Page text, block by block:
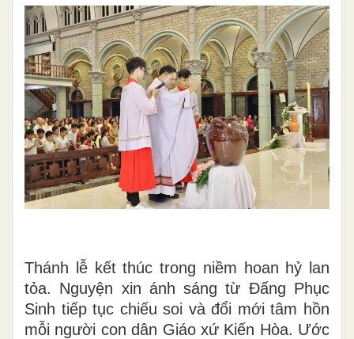
Thánh lễ kết thúc trong niềm hoan hỷ lan
tỏa. Nguyện xin ánh sáng từ Đấng Phục
Sinh tiếp tục chiếu soi và đổi mới tâm hồn
mỗi người con dân Giáo xứ Kiến Hòa. Ước